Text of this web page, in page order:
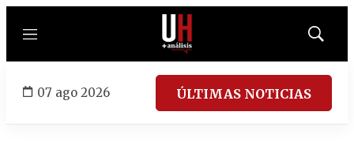
Menú
Mostrar
07 ago 2026 ÚLTIMAS NOTICIAS